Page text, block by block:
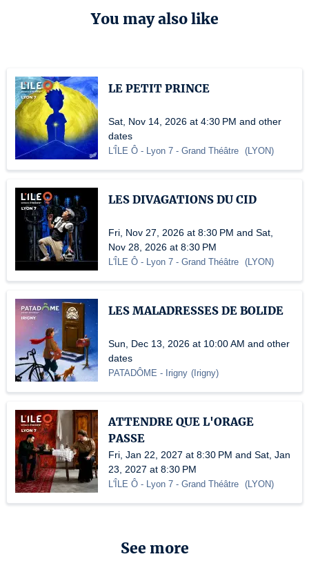
You may also like
LE PETIT PRINCE
Sat, Nov 14, 2026 at 4:30 PM and other
dates
L'ÎLE Ô - Lyon 7 - Grand Théâtre (LYON)
LES DIVAGATIONS DU CID
Fri, Nov 27, 2026 at 8:30 PM and Sat,
Nov 28, 2026 at 8:30 PM
L'ÎLE Ô - Lyon 7 - Grand Théâtre (LYON)
LES MALADRESSES DE BOLIDE
Sun, Dec 13, 2026 at 10:00 AM and other
dates
PATADÔME - Irigny ( Irigny)
ATTENDRE QUE L'ORAGE
PASSE
Fri, Jan 22, 2027 at 8:30 PM and Sat, Jan
23, 2027 at 8:30 PM
L'ÎLE Ô - Lyon 7 - Grand Théâtre (LYON)
See more